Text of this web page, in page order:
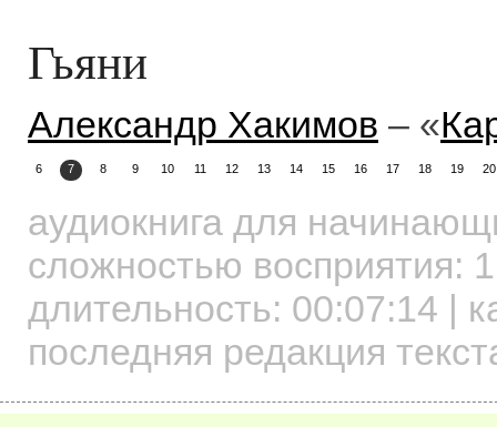
Гьяни
Александр Хакимов – «
6 7 8 9 10 11 12 13 14 15 16 17 18 19 20
аудиокнига для
сложностью восприятия: 1
длительность: 00:07:14 |
последняя редакция